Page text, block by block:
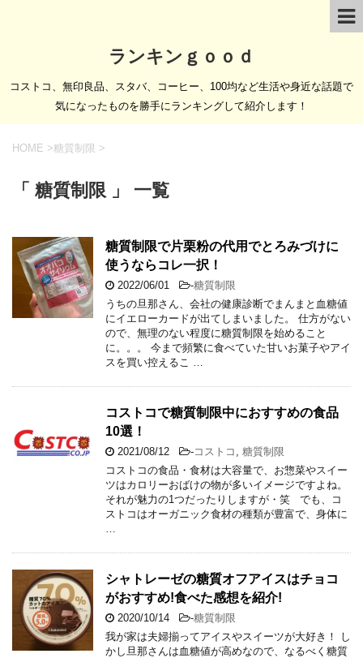
ランキンｇｏｏｄ
コストコ、無印良品、スタバ、コーヒー、100均など生活や身近な話題で
気になったものを勝手にランキングして紹介します！
HOME >糖質制限 >
「 糖質制限 」 一覧
糖質制限で片栗粉の代用でとろみづけに
使うならコレ一択！
2022/06/01 -糖質制限
うちの旦那さん、会社の健康診断でまんまと血糖値
にイエローカードが出てしまいました。 仕方がない
ので、無理のない程度に糖質制限を始めること
に。。。 今まで頻繁に食べていた甘いお菓子やアイ
スを買い控えるこ …
コストコで糖質制限中におすすめの食品
10選！
2021/08/12 -コストコ
糖質制限
コストコの食品・食材は大容量で、お惣菜やスイー
ツはカロリーおばけの物が多いイメージですよね。
それが魅力の1つだったりしますが・笑 でも、コ
ストコはオーガニック食材の種類が豊富で、身体に
シャトレーゼの糖質オフアイスはチョコ
がおすすめ!食べた感想を紹介!
2020/10/14 -糖質制限
我が家は夫婦揃ってアイスやスイーツが大好き！ し
かし旦那さんは血糖値が高めなので、なるべく糖質